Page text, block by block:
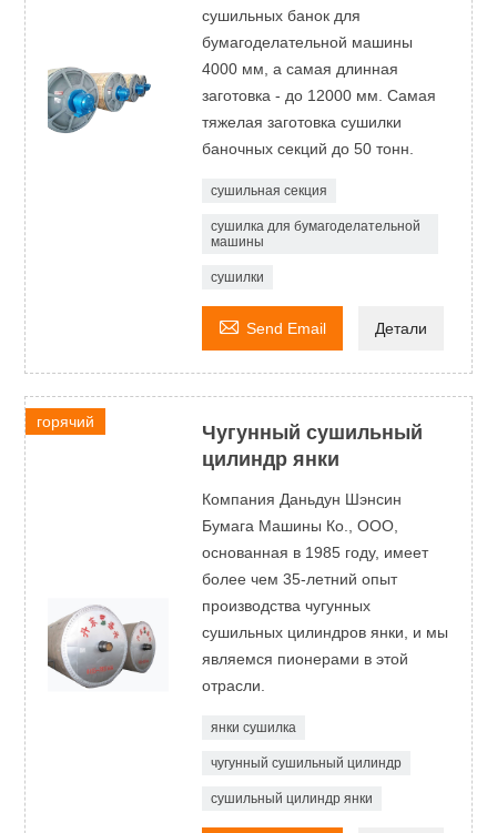
сушильных банок для
бумагоделательной машины
4000 мм, а самая длинная
заготовка - до 12000 мм. Самая
тяжелая заготовка сушилки
баночных секций до 50 тонн.
сушильная секция
сушилка для бумагоделательной
машины
сушилки
 Send Email Детали
горячий
Чугунный сушильный
цилиндр янки
Компания Даньдун Шэнсин
Бумага Машины Ко., ООО,
основанная в 1985 году, имеет
более чем 35-летний опыт
производства чугунных
сушильных цилиндров янки, и мы
являемся пионерами в этой
отрасли.
янки сушилка
чугунный сушильный цилиндр
сушильный цилиндр янки